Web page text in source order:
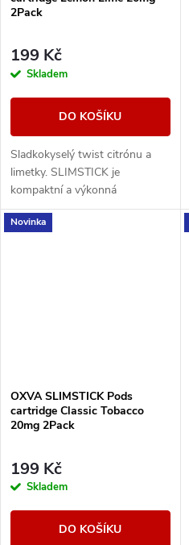
2Pack
199 Kč
Skladem
DO KOŠÍKU
Sladkokyselý twist citrónu a
limetky. SLIMSTICK je
kompaktní a výkonná
elektronická cigareta s
předplněnou cartridgí o objemu
Novinka
OXVA SLIMSTICK Pods
cartridge Classic Tobacco
20mg 2Pack
199 Kč
Skladem
DO KOŠÍKU